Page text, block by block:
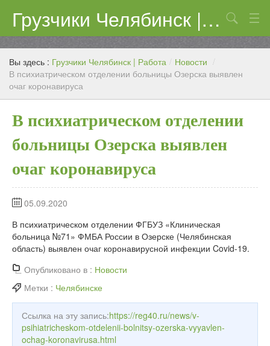
Грузчики Челябинск | Работа
Цены
Контакты
Поиск
Вы здесь : Грузчики Челябинск | Работа / Новости /
В психиатрическом отделении больницы Озерска выявлен
очаг коронавируса
В психиатрическом отделении
больницы Озерска выявлен
очаг коронавируса
05.09.2020
В психиатрическом отделении ФГБУЗ «Клиническая
больница №71» ФМБА России в Озерске (Челябинская
область) выявлен очаг коронавирусной инфекции Covid-19.
Опубликовано в : Новости
Метки : Челябинске
Ссылка на эту запись:https://reg40.ru/news/v-
psihiatricheskom-otdelenii-bolnitsy-ozerska-vyyavlen-
ochag-koronavirusa.html